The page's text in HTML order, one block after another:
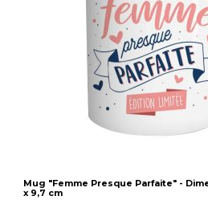
Mug "Femme Presque Parfaite" -
x 9,7 cm